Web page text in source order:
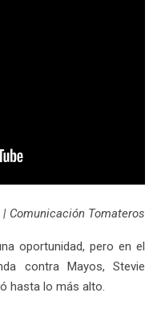
Comunicación Tomateros
oportunidad, pero en el
contra Mayos, Stevie
hasta lo más alto.